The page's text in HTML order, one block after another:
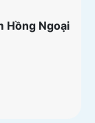
Hồng Ngoại